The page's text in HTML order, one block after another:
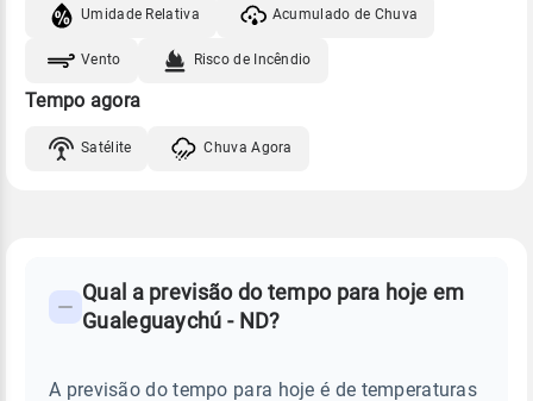
Umidade Relativa Acumulado de Chuva
Vento Risco de Incêndio
Tempo agora
Satélite Chuva Agora
TEMPO
Perguntas
sobre
Qual a previsão do tempo para hoje em
Gualeguaychú - ND?
A previsão do tempo para hoje é de temperaturas